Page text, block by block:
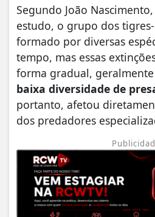
Segundo João
estudo, o grupo dos
formado por diversas
tempo, mas essas
forma gradual,
baixa diversidade de
portanto, afetou
dos predadores